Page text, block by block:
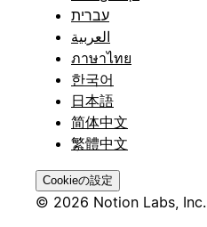
עברית
العربية
ภาษาไทย
한국어
日本語
简体中文
繁體中文
Cookieの設定
© 2026 Notion Labs, Inc.